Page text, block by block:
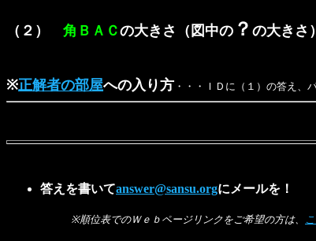
（２） 角ＢＡＣの大きさ（図中の ？ の大きさ
※正解者の部屋への入り方 ・・・ＩＤに（１）の答え、
答えを書いてanswer@sansu.orgにメールを！
※順位表でのＷｅｂページリンクをご希望の方は、